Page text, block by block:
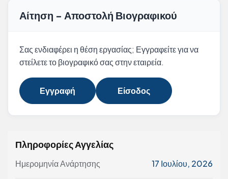
Αίτηση - Αποστολή Βιογραφικού
Σας ενδιαφέρει η θέση εργασίας; Εγγραφείτε για να
στείλετε το βιογραφικό σας στην εταιρεία.
Εγγραφή Είσοδος
Πληροφορίες Αγγελίας
Ημερομηνία Ανάρτησης 17 Ιουλίου, 2026